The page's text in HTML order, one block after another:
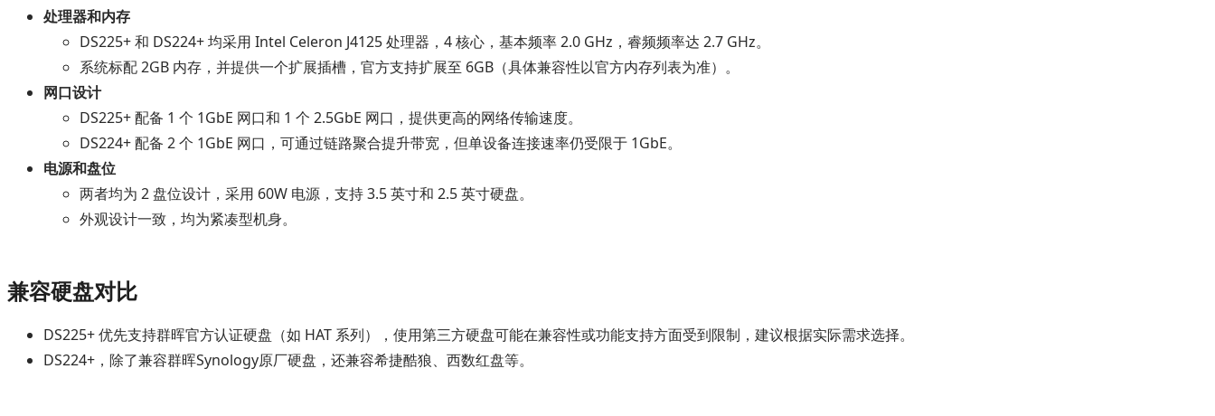
处理器和内存
DS225+ 和 DS224+ 均采用 Intel Celeron J4125 处理器，4 核心，基本频率 2.0 GHz，睿频频率达 2.7 GHz。
系统标配 2GB 内存，并提供一个扩展插槽，官方支持扩展至 6GB（具体兼容性以官方内存列表为准）。
网口设计
DS225+ 配备 1 个 1GbE 网口和 1 个 2.5GbE 网口，提供更高的网络传输速度。
DS224+ 配备 2 个 1GbE 网口，可通过链路聚合提升带宽，但单设备连接速率仍受限于 1GbE。
电源和盘位
两者均为 2 盘位设计，采用 60W 电源，支持 3.5 英寸和 2.5 英寸硬盘。
外观设计一致，均为紧凑型机身。
兼容硬盘对比
DS225+ 优先支持群晖官方认证硬盘（如 HAT 系列），使用第三方硬盘可能在兼容性或功能支持方面受到限制，建议根据实际需求选择。
DS224+，除了兼容群晖Synology原厂硬盘，还兼容希捷酷狼、西数红盘等。